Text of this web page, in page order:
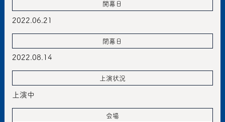
開幕日
2022.06.21
閉幕日
2022.08.14
上演状況
上演中
会場